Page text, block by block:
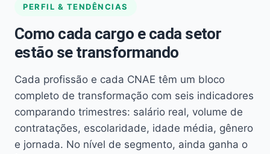
PERFIL & TENDÊNCIAS
Como cada cargo e cada setor
estão se transformando
Cada profissão e cada CNAE têm um bloco
completo de transformação com seis indicadores
comparando trimestres: salário real, volume de
contratações, escolaridade, idade média, gênero
e jornada. No nível de segmento, ainda ganha o